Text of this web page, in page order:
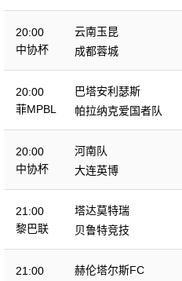
20:00
中协杯
云南玉昆
成都蓉城
20:00
菲MPBL
巴塔安利瑟斯
帕拉纳克爱国者队
20:00
中协杯
河南队
大连英博
21:00
黎巴联
塔达莫特瑞
贝鲁特竞技
21:00
赫伦塔尔斯FC